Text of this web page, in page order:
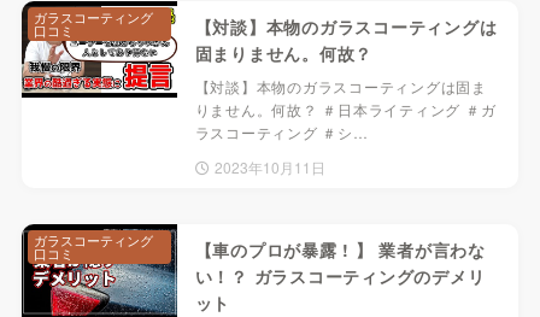
【対談】本物のガラスコーティングは
固まりません。何故？
【対談】本物のガラスコーティングは固ま
りません。何故？ ＃日本ライティング ＃ガ
ラスコーティング ＃シ…
2023年10月11日
ガラスコーティング
口コミ
【車のプロが暴露 ! 】 業者が言わな
い！？ ガラスコーティングのデメリ
ット
ガラスコーティング
口コミ